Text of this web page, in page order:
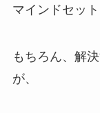
マインドセッ
もちろん、解
が、